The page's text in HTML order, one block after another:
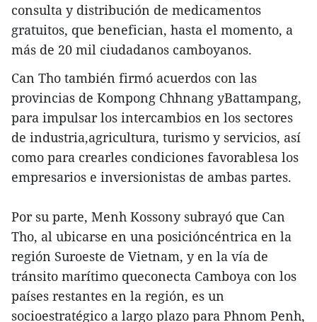
consulta y distribución de medicamentos
gratuitos, que benefician, hasta el momento, a
más de 20 mil ciudadanos camboyanos.
Can Tho también firmó acuerdos con las
provincias de Kompong Chhnang yBattampang,
para impulsar los intercambios en los sectores
de industria,agricultura, turismo y servicios, así
como para crearles condiciones favorablesa los
empresarios e inversionistas de ambas partes.
Por su parte, Menh Kossony subrayó que Can
Tho, al ubicarse en una posicióncéntrica en la
región Suroeste de Vietnam, y en la vía de
tránsito marítimo queconecta Camboya con los
países restantes en la región, es un
socioestratégico a largo plazo para Phnom Penh,